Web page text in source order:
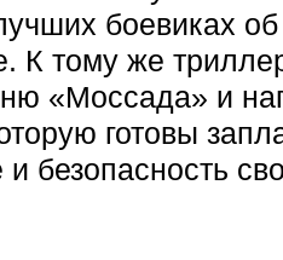
боевиках об
К тому же
«Моссада» и
готовы
и безопасность